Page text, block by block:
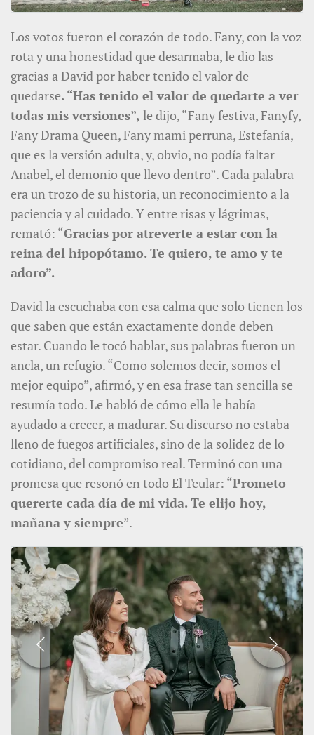
Los votos fueron el corazón de todo. Fany, con la voz
rota y una honestidad que desarmaba, le dio las
gracias a David por haber tenido el valor de
quedarse. “Has tenido el valor de quedarte a ver
todas mis versiones”, le dijo, “Fany festiva, Fanyfy,
Fany Drama Queen, Fany mami perruna, Estefanía,
que es la versión adulta, y, obvio, no podía faltar
Anabel, el demonio que llevo dentro”. Cada palabra
era un trozo de su historia, un reconocimiento a la
paciencia y al cuidado. Y entre risas y lágrimas,
remató: “Gracias por atreverte a estar con la
reina del hipopótamo. Te quiero, te amo y te
adoro”.
David la escuchaba con esa calma que solo tienen los
que saben que están exactamente donde deben
estar. Cuando le tocó hablar, sus palabras fueron un
ancla, un refugio. “Como solemos decir, somos el
mejor equipo”, afirmó, y en esa frase tan sencilla se
resumía todo. Le habló de cómo ella le había
ayudado a crecer, a madurar. Su discurso no estaba
lleno de fuegos artificiales, sino de la solidez de lo
cotidiano, del compromiso real. Terminó con una
promesa que resonó en todo El Teular: “Prometo
quererte cada día de mi vida. Te elijo hoy,
mañana y siempre”.